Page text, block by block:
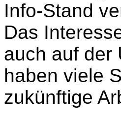
Info-Stand
Das
auch auf der
haben viele
zukünftige